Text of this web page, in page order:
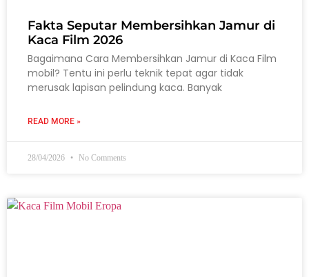
Fakta Seputar Membersihkan Jamur di
Kaca Film 2026
Bagaimana Cara Membersihkan Jamur di Kaca Film
mobil? Tentu ini perlu teknik tepat agar tidak
merusak lapisan pelindung kaca. Banyak
READ MORE »
28/04/2026 No Comments